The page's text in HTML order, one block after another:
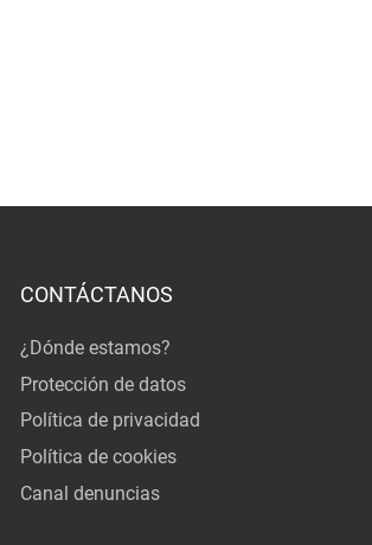
CONTÁCTANOS
¿Dónde estamos?
Protección de datos
Política de privacidad
Política de cookies
Canal denuncias